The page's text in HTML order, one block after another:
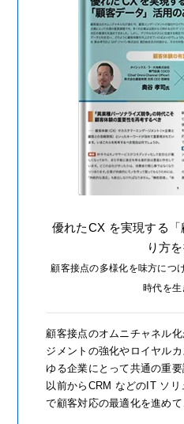
優れたCX を実現する
り方
顧客接点の多様化を味方につ
時代を生
顧客接点のオムニチャネル
ジメントの強化やロイヤル
ゆる企業にとって共通の重
以前からCRM などのIT ソ
で顧客対応の最適化を進めて